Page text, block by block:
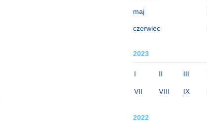
maj
czerwiec
2023
I II III
VII VIII IX
2022